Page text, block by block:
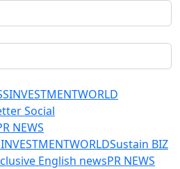
INVESTMENTWORLD
Social
NEWS
INVESTMENTWORLDSustain BIZ
English newsPR NEWS